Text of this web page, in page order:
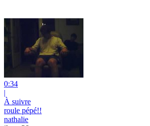
0:34
|
À suivre
roule pépé!!
nathalie